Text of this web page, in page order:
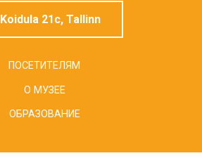
Koidula 21c, Tallinn
ПОСЕТИТЕЛЯМ
О МУЗЕЕ
ОБРАЗОВАНИЕ